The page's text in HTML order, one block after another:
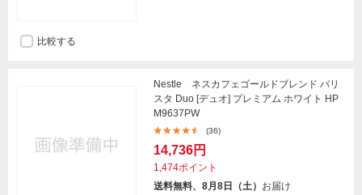
比較する
Nestle ネスカフェゴールドブレンド バリ
スタ Duo [デュオ] プレミアム ホワイト HP
M9637PW
(36)
14,736円
1,474ポイント
送料無料、8月8日（土） お届け